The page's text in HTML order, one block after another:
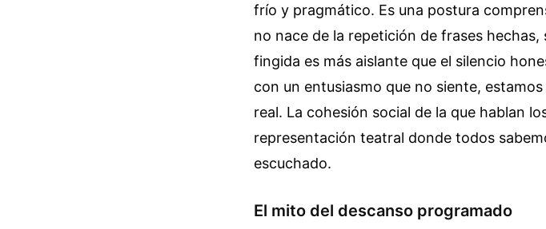
frío y pragmático. Es una postura
no nace de la repetición de frases
fingida es más aislante que el silencio
con un entusiasmo que no siente,
real. La cohesión social de la que hablan
representación teatral donde todos
escuchado.
El mito del descanso programado